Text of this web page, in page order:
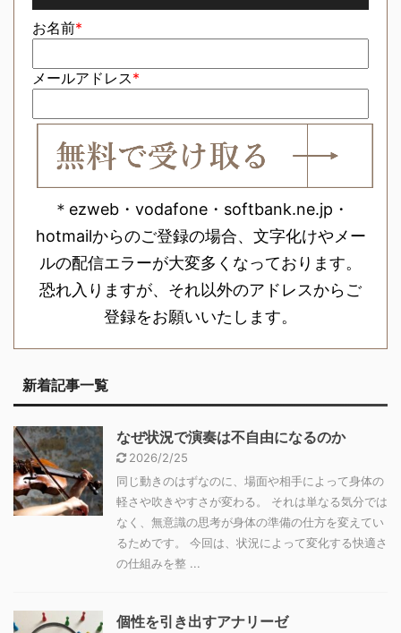
お名前*
メールアドレス*
＊ezweb・vodafone・softbank.ne.jp・
hotmailからのご登録の場合、文字化けやメー
ルの配信エラーが大変多くなっております。
恐れ入りますが、それ以外のアドレスからご
登録をお願いいたします。
新着記事一覧
なぜ状況で演奏は不自由になるのか
2026/2/25
同じ動きのはずなのに、場面や相手によって身体の
軽さや吹きやすさが変わる。 それは単なる気分では
なく、無意識の思考が身体の準備の仕方を変えてい
るためです。 今回は、状況によって変化する快適さ
の仕組みを整 ...
個性を引き出すアナリーゼ